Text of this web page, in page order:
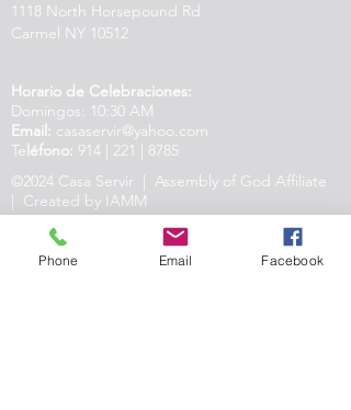
1118 North Horsepound Rd
Carmel NY 10512
Horario de Celebraciones:
Domingos: 10:30 AM
Email: casaservir@yahoo.com
Te léfono: 914 | 221 | 8785
©2024 Casa Servir | Assembly of God Affiliate
| Created by IAMM
Phone Email Facebook